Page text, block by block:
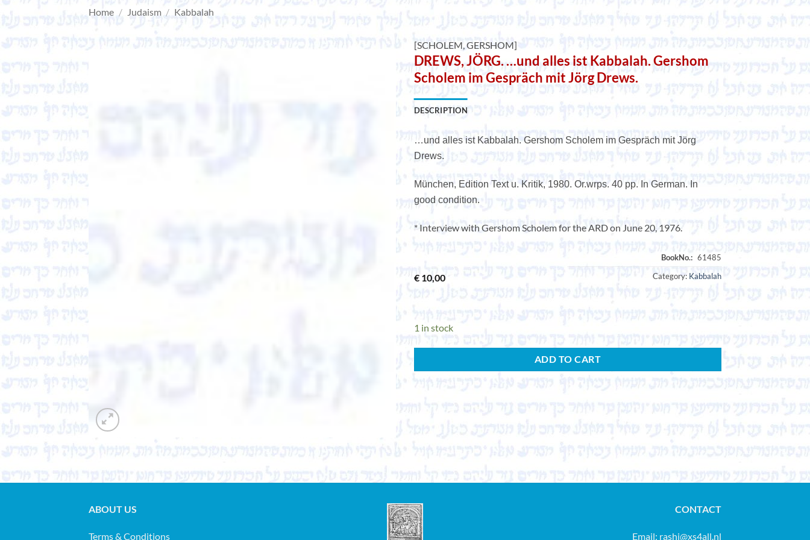
Home / Judaism / Kabbalah
[SCHOLEM, GERSHOM]
DREWS, JÖRG. …und alles ist Kabbalah. Gershom
Scholem im Gespräch mit Jörg Drews.
DESCRIPTION
…und alles ist Kabbalah. Gershom Scholem im Gespräch mit Jörg
Drews.
München, Edition Text u. Kritik, 1980. Or.wrps. 40 pp. In German. In
good condition.
* Interview with Gershom Scholem for the ARD on June 20, 1976.
€ 10,00 Category: Kabbalah
1 in stock
ADD TO CART
ABOUT US
Terms & Conditions
CONTACT
Email: rashi@xs4all.nl